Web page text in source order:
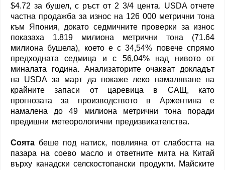
$4.72 за бушел, с ръст от 2 3/4 цента. USDA отчете
частна продажба за износ на 126 000 метрични тона
към Япония, докато седмичните проверки за износ
показаха 1.819 милиона метрични тона (71.64
милиона бушела), което е с 34,54% повече спрямо
предходната седмица и с 56,04% над нивото от
миналата година. Анализаторите очакват докладът
на USDA за март да покаже леко намаляване на
крайните запаси от царевица в САЩ, като
прогнозата за производството в Аржентина е
намалена до 49 милиона метрични тона поради
предишни метеорологични предизвикателства.
Соята беше под натиск, повлияна от слабостта на
пазара на соево масло и ответните мита на Китай
върху канадски селскостопански продукти. Майските